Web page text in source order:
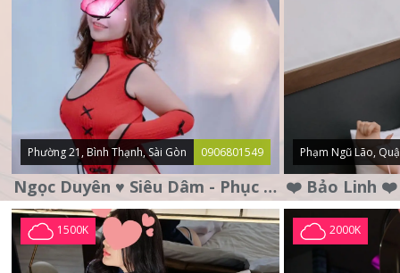
Phường 21, Bình Thạnh, Sài Gòn 0906801549
Ngọc Duyên ♥️ Siêu Dâm - Phục Vụ Tận Tình - Chu Đáo
Phạm Ngũ Lão,
1500K 2000K